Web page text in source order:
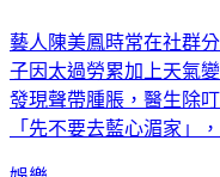
藝人陳美鳳時常在社群
子因太過勞累加上天氣
發現聲帶腫脹，醫生除
「先不要去藍心湄家」